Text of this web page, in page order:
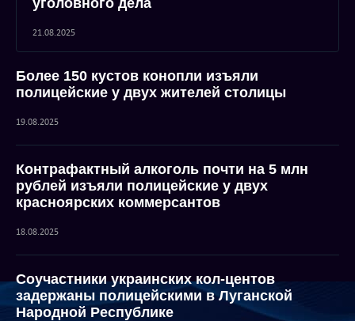
уголовного дела
21.08.2025
Более 150 кустов конопли изъяли
полицейские у двух жителей столицы
19.08.2025
Контрафактный алкоголь почти на 5 млн
рублей изъяли полицейские у двух
красноярских коммерсантов
18.08.2025
Соучастники украинских кол-центов
задержаны полицейскими в Луганской
Народной Республике